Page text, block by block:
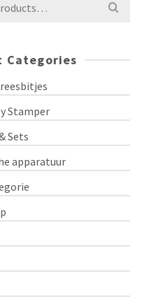
Categories
Stamper
Sets
apparatuur